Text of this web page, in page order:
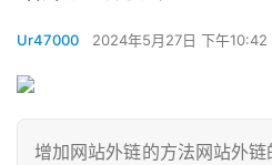
Ur47000 2024年5月27日 下午10:42
增加网站外链的方法网站外